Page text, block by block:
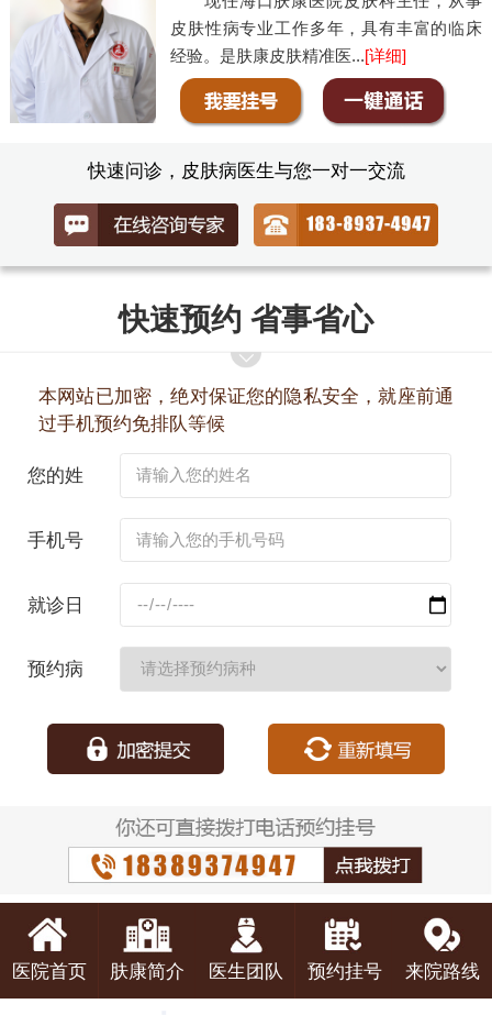
皮肤性病专业工作多年，具有丰富的临床
经验。是肤康皮肤精准医...[详细]
快速问诊，皮肤病医生与您一对一交流
快速预约 省事省心
本网站已加密，绝对保证您的隐私安全，就座前通
过手机预约免排队等候
您的姓
手机号
就诊日
预约病
医院首页 肤康简介 医生团队 预约挂号 来院路线